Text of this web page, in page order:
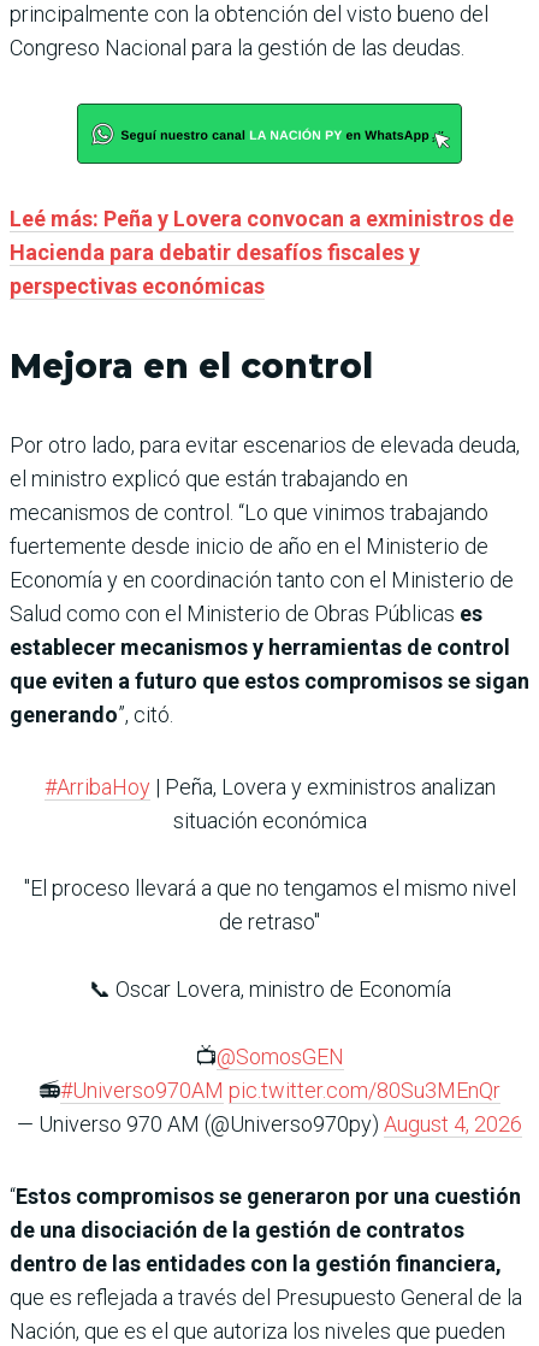
principalmente con la obtención del visto bueno del
Congreso Nacional para la gestión de las deudas.
Leé más: Peña y Lovera convocan a exministros de
Hacienda para debatir desafíos fiscales y
perspectivas económicas
Mejora en el control
Por otro lado, para evitar escenarios de elevada deuda,
el ministro explicó que están trabajando en
mecanismos de control. “Lo que vinimos trabajando
fuertemente desde inicio de año en el Ministerio de
Economía y en coordinación tanto con el Ministerio de
Salud como con el Ministerio de Obras Públicas es
establecer mecanismos y herramientas de control
que eviten a futuro que estos compromisos se sigan
generando”, citó.
#ArribaHoy| Peña, Lovera y exministros analizan
situación económica
"El proceso llevará a que no tengamos el mismo nivel
de retraso"
📞 Oscar Lovera, ministro de Economía
📺@SomosGEN
📻#Universo970AM pic.twitter.com/80Su3MEnQr
— Universo 970 AM (@Universo970py) August 4, 2026
“Estos compromisos se generaron por una cuestión
de una disociación de la gestión de contratos
dentro de las entidades con la gestión financiera,
que es reflejada a través del Presupuesto General de la
Nación, que es el que autoriza los niveles que pueden